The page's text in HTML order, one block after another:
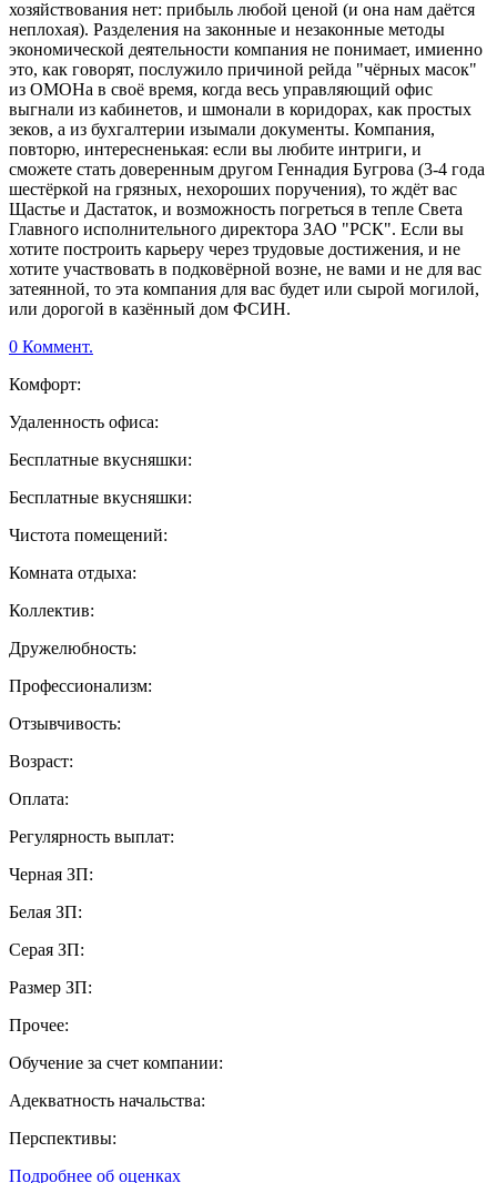
хозяйствования нет: прибыль любой ценой (и она нам даётся
неплохая). Разделения на законные и незаконные методы
экономической деятельности компания не понимает, имиенно
это, как говорят, послужило причиной рейда "чёрных масок"
из ОМОНа в своё время, когда весь управляющий офис
выгнали из кабинетов, и шмонали в коридорах, как простых
зеков, а из бухгалтерии изымали документы. Компания,
повторю, интересненькая: если вы любите интриги, и
сможете стать доверенным другом Геннадия Бугрова (3-4 года
шестёркой на грязных, нехороших поручения), то ждёт вас
Щастье и Дастаток, и возможность погреться в тепле Света
Главного исполнительного директора ЗАО "РСК". Если вы
хотите построить карьеру через трудовые достижения, и не
хотите участвовать в подковёрной возне, не вами и не для вас
затеянной, то эта компания для вас будет или сырой могилой,
или дорогой в казённый дом ФСИН.
0 Коммент.
Комфорт:
Удаленность офиса:
Бесплатные вкусняшки:
Бесплатные вкусняшки:
Чистота помещений:
Комната отдыха:
Коллектив:
Дружелюбность:
Профессионализм:
Отзывчивость:
Возраст:
Оплата:
Регулярность выплат:
Черная ЗП:
Белая ЗП:
Серая ЗП:
Размер ЗП:
Прочее:
Обучение за счет компании:
Адекватность начальства:
Перспективы:
Подробнее об оценках